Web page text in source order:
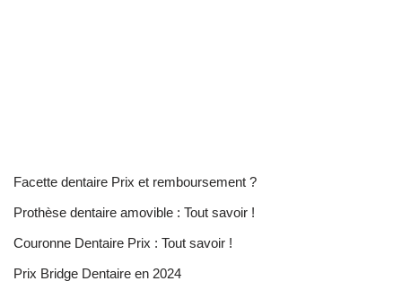
Facette dentaire Prix et remboursement ?
Prothèse dentaire amovible : Tout savoir !
Couronne Dentaire Prix : Tout savoir !
Prix Bridge Dentaire en 2024